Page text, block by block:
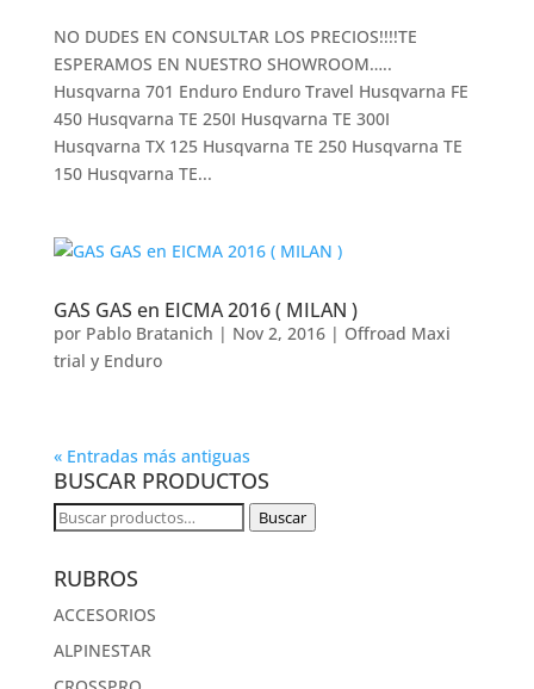
NO DUDES EN CONSULTAR LOS PRECIOS!!!!TE
ESPERAMOS EN NUESTRO SHOWROOM…..
Husqvarna 701 Enduro Enduro Travel Husqvarna FE
450 Husqvarna TE 250I Husqvarna TE 300I
Husqvarna TX 125 Husqvarna TE 250 Husqvarna TE
150 Husqvarna TE...
GAS GAS en EICMA 2016 ( MILAN )
por Pablo Bratanich | Nov 2, 2016| Offroad Maxi
trial y Enduro
« Entradas más antiguas
BUSCAR PRODUCTOS
Buscar
Buscar
RUBROS
ACCESORIOS
ALPINESTAR